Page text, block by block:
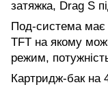
затяжка, Drag S
Под-система має
TFT на якому
режим,
Картридж-бак на